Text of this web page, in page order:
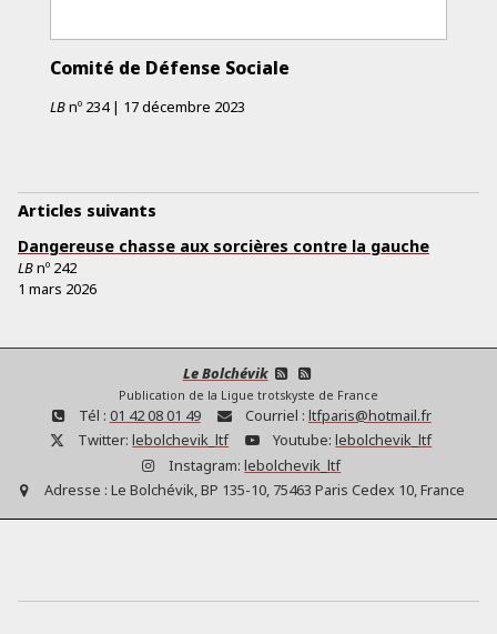
Comité de Défense Sociale
LBnº 234 | 17 décembre 2023
Articles suivants
Dangereuse chasse aux sorcières contre la gauche
LBnº 242
1 mars 2026
Le Bolchévik
Publication de la Ligue trotskyste de France
Tél : 01 42 08 01 49 Courriel : ltfparis@hotmail.fr
Twitter: lebolchevik_ltf Youtube: lebolchevik_ltf
Instagram: lebolchevik_ltf
Adresse : Le Bolchévik, BP 135-10, 75463 Paris Cedex 10, France